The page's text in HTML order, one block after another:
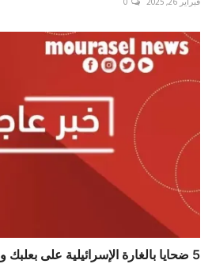
5 ضحايا بالغارة الإسرائيلية على ⁧‫بعلبك‬⁩ وعمليات رفع ا...